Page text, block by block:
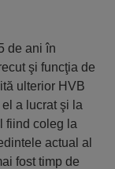
de ani în
şi funcţia de
ulterior HVB
a lucrat şi la
fiind coleg la
actual al
fost timp de